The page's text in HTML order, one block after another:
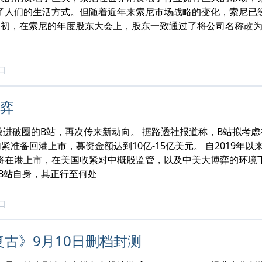
人们的生活方式。但随着近年来索尼市场战略的变化，索尼
，在索尼的年度股东大会上，股东一致通过了将公司名称改
破圈的B站，再次传来新动向。 据路透社报道称，B站拟考
准备回港上市，募资金额达到10亿-15亿美元。 自2019年
在港上市，在美国收紧对中概股监管，以及中美大博弈的环
站自身，其正行至何处
》9月10日删档封测